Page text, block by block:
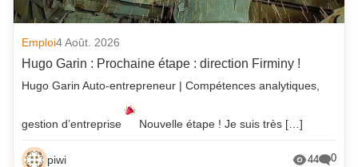
Emploi4 Août. 2026
Hugo Garin : Prochaine étape : direction Firminy !
Hugo Garin Auto-entrepreneur | Compétences analytiques,
gestion d’entreprise Nouvelle étape ! Je suis très […]
piwi 44 0